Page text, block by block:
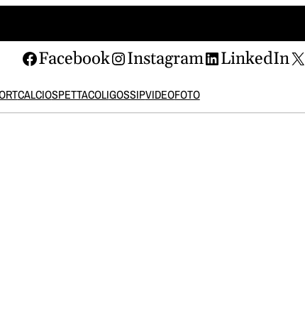
Facebook Instagram LinkedIn
CALCIOSPETTACOLIGOSSIPVIDEOFOTO